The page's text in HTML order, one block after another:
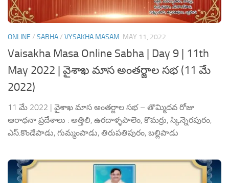
ONLINE / SABHA/ VYSAKHA MASAM MAY 11, 2022
Vaisakha Masa Online Sabha | Day 9 | 11th
May 2022 | వైశాఖ మాస అంతర్జాల సభ (11 మే
2022)
11 మే 2022 | వైశాఖ మాస అంతర్జాల సభ – తొమ్మిదవ రోజు
ఆరాధనా ప్రదేశాలు : అత్తిలి, ఉరదాళ్ళపాలెం, కొమర్రు, స్కిన్నెరపురం,
ఎస్.కొండేపాడు, గుమ్మంపాడు, తిరుపతిపురం, బల్లిపాడు